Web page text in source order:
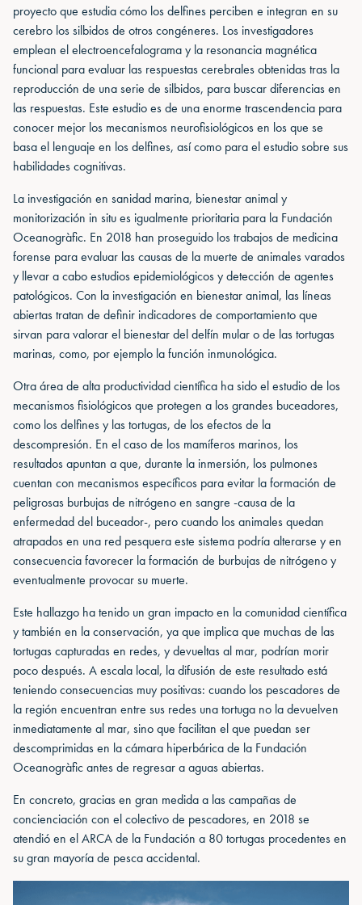
proyecto que estudia cómo los delfines perciben e integran en su
cerebro los silbidos de otros congéneres. Los investigadores
emplean el electroencefalograma y la resonancia magnética
funcional para evaluar las respuestas cerebrales obtenidas tras la
reproducción de una serie de silbidos, para buscar diferencias en
las respuestas. Este estudio es de una enorme trascendencia para
conocer mejor los mecanismos neurofisiológicos en los que se
basa el lenguaje en los delfines, así como para el estudio sobre sus
habilidades cognitivas.
La investigación en sanidad marina, bienestar animal y
monitorización in situ es igualmente prioritaria para la Fundación
Oceanogràfic. En 2018 han proseguido los trabajos de medicina
forense para evaluar las causas de la muerte de animales varados
y llevar a cabo estudios epidemiológicos y detección de agentes
patológicos. Con la investigación en bienestar animal, las líneas
abiertas tratan de definir indicadores de comportamiento que
sirvan para valorar el bienestar del delfín mular o de las tortugas
marinas, como, por ejemplo la función inmunológica.
Otra área de alta productividad científica ha sido el estudio de los
mecanismos fisiológicos que protegen a los grandes buceadores,
como los delfines y las tortugas, de los efectos de la
descompresión. En el caso de los mamíferos marinos, los
resultados apuntan a que, durante la inmersión, los pulmones
cuentan con mecanismos específicos para evitar la formación de
peligrosas burbujas de nitrógeno en sangre -causa de la
enfermedad del buceador-, pero cuando los animales quedan
atrapados en una red pesquera este sistema podría alterarse y en
consecuencia favorecer la formación de burbujas de nitrógeno y
eventualmente provocar su muerte.
Este hallazgo ha tenido un gran impacto en la comunidad científica
y también en la conservación, ya que implica que muchas de las
tortugas capturadas en redes, y devueltas al mar, podrían morir
poco después. A escala local, la difusión de este resultado está
teniendo consecuencias muy positivas: cuando los pescadores de
la región encuentran entre sus redes una tortuga no la devuelven
inmediatamente al mar, sino que facilitan el que puedan ser
descomprimidas en la cámara hiperbárica de la Fundación
Oceanogràfic antes de regresar a aguas abiertas.
En concreto, gracias en gran medida a las campañas de
concienciación con el colectivo de pescadores, en 2018 se
atendió en el ARCA de la Fundación a 80 tortugas procedentes en
su gran mayoría de pesca accidental.